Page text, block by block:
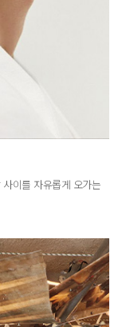
이를 자유롭게 오가는